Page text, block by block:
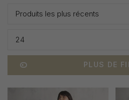
Produits les plus récents
24
PLUS DE